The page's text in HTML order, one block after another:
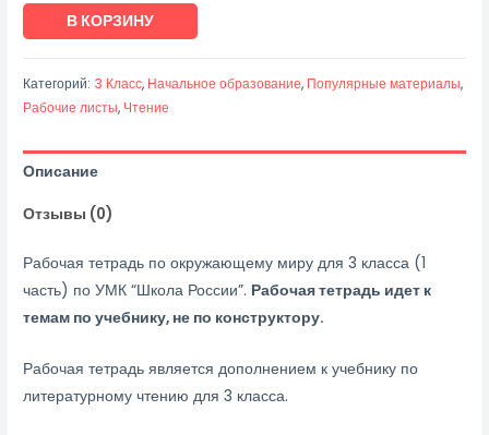
Количество
товара
тетрадь
литературному
чтению
для
класса
(1
часть)
В КОРЗИНУ
Категорий: 3 Класс, Начальное образование, Популярные материалы,
Рабочие листы, Чтение
Описание
Отзывы (0)
Рабочая тетрадь по окружающему миру для 3 класса (1
часть) по УМК “Школа России”. Рабочая тетрадь идет к
темам по учебнику, не по конструктору.
Рабочая тетрадь является дополнением к учебнику по
литературному чтению для 3 класса.